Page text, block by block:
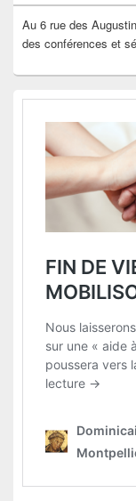
Au 6 rue des
des conférences et